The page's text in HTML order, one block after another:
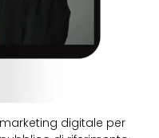
digitale per